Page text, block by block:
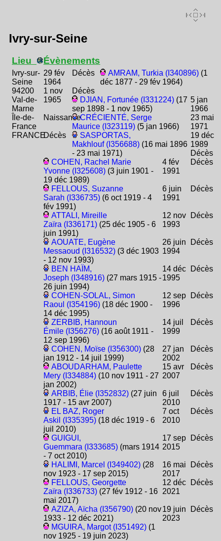
Ivry-sur-Seine
Lieu
Ivry-sur-
Seine
94200
Val-de-
Marne
Île-de-
France
FRANCE
Évènements
29 fév
1964
Décès AMRAM, Turkia (I340896) (1
déc 1877 - 29 fév 1964)
1 nov
1965
Décès
DJIAN, Fortunée (I331224)(17
sep 1898 - 1 nov 1965)
5 jan
1966
NaissanceCRÉCIENTÉ, Serge
Maurice (I323119)(5 jan 1966)
23 mai
1971
Décès
SASPORTAS,
Makhlouf (I356688)(16 mai 1896
- 23 mai 1971)
19 déc
1989
Décès
COHEN, Rachel Marie
Yvonne (I325608) (3 juin 1901 -
19 déc 1989)
4 fév
1991
Décès
FELLOUS, Suzanne
Sarah (I336735) (6 oct 1919 - 4
fév 1991)
6 juin
1991
Décès
ATTALI, Mireille
Zaïra (I336171) (25 déc 1905 - 6
juin 1991)
12 nov
1993
Décès
AOUATE, Eugène
Messaoud (I316532) (3 déc 1903
- 12 nov 1993)
26 juin
1994
Décès
BEN HAÏM,
Joseph (I348916) (27 mars 1915 -
26 juin 1994)
14 déc
1995
Décès
COHEN-SOLAL, Simon
Raoul (I354196) (18 déc 1900 -
14 déc 1995)
12 sep
1996
Décès
ZERBIB, Hannoun
Émile (I356276) (16 août 1911 -
12 sep 1996)
14 juil
1999
Décès
COHEN, Moïse (I356300) (28
jan 1912 - 14 juil 1999)
27 jan
2002
Décès
ABOUDARHAM, Paulette
Mery (I334884) (10 nov 1911 - 27
jan 2002)
15 avr
2007
Décès
ARBIB, Élie (I352832) (27 juin
1917 - 15 avr 2007)
6 juil
2010
Décès
EL BAZ, Roger
Askil (I335395) (18 déc 1919 - 6
juil 2010)
7 oct
2010
Décès
GUIGUI,
Guemmara (I333685) (mars 1914
- 7 oct 2010)
17 sep
2015
Décès
HALIMI, Marcel (I349402) (28
nov 1923 - 17 sep 2015)
16 mai
2017
Décès
FELLOUS, Georgette
Zaïra (I336733) (27 fév 1912 - 16
mai 2017)
12 déc
2021
Décès
AZIZA, Aïcha (I356790) (20 nov
1933 - 12 déc 2021)
19 juin
2023
Décès
MGUIRA, Margot (I351492) (1
nov 1925 - 19 juin 2023)